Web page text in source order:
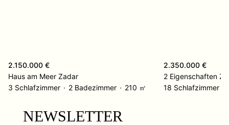
2.150.000 €
Haus am Meer Zadar
3 Schlafzimmer
2 Badezimmer 210 ㎡
2.350.000 €
2 Eigenschaften
18 Schlafzimmer
NEWSLETTER